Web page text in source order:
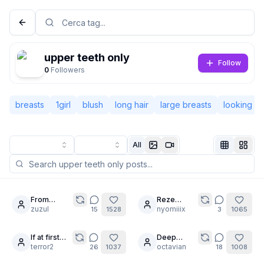
Visualizzazione Classica Compatta
upper teeth only
0 Followers
Follow
breasts 1girl blush long hair large breasts looking
All
20
From
mermaid to
zuzul 15 1528
Reze
(Chainsaw
nyomiiix 3 1065
5If at first
you don't
terror2 26 1037
30
Deep
Stretching
octavian 18 1008